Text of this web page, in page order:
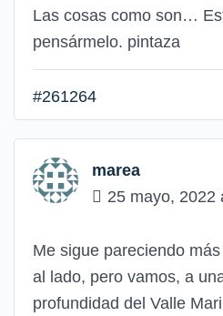
Las cosas como son…
pensármelo. pintaza
#261264
marea
25 mayo, 2022
Me sigue pareciendo
al lado, pero vamos, a
profundidad del Valle